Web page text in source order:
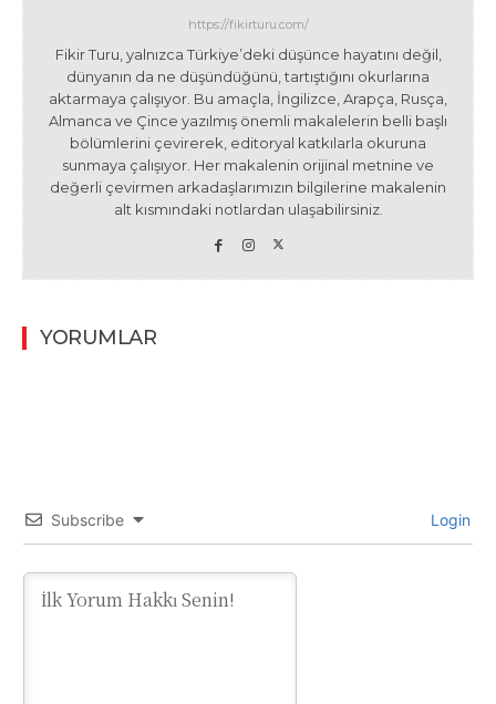
https://fikirturu.com/
Fikir Turu, yalnızca Türkiye’deki düşünce hayatını değil,
dünyanın da ne düşündüğünü, tartıştığını okurlarına
aktarmaya çalışıyor. Bu amaçla, İngilizce, Arapça, Rusça,
Almanca ve Çince yazılmış önemli makalelerin belli başlı
bölümlerini çevirerek, editoryal katkılarla okuruna
sunmaya çalışıyor. Her makalenin orijinal metnine ve
değerli çevirmen arkadaşlarımızın bilgilerine makalenin
alt kısmındaki notlardan ulaşabilirsiniz.
YORUMLAR
Subscribe Login